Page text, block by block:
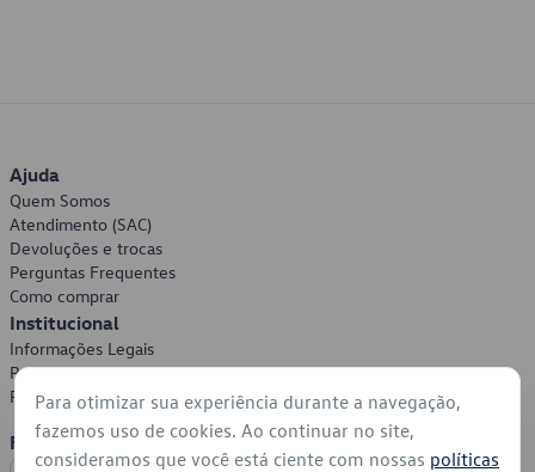
Ajuda
Quem Somos
Atendimento (SAC)
Devoluções e trocas
Perguntas Frequentes
Como comprar
Institucional
Informações Legais
Política de Privacidade
Política de Cookies
Formas de Pagamento
Para otimizar sua experiência durante a navegação,
fazemos uso de cookies. Ao continuar no site,
consideramos que você está ciente com nossas políticas